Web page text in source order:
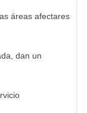
áreas afectares
dan un